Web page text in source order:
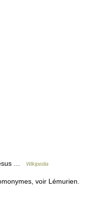
… Wikipedia
voir Lémurien.